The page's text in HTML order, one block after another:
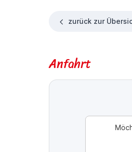
zurück zur
Anfahrt